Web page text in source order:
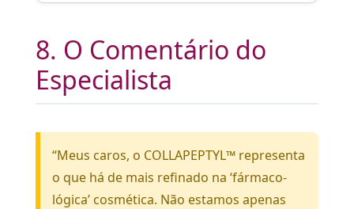
8. O Comentário do
Especialista
“Meus caros, o COLLAPEPTYL™ representa
o que há de mais refinado na ‘fármaco-
lógica’ cosmética. Não estamos apenas